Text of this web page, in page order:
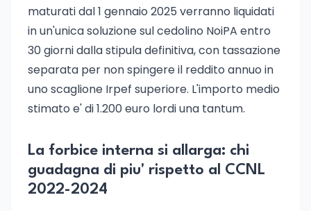
maturati dal 1 gennaio 2025 verranno liquidati
in un'unica soluzione sul cedolino NoiPA entro
30 giorni dalla stipula definitiva, con tassazione
separata per non spingere il reddito annuo in
uno scaglione Irpef superiore. L'importo medio
stimato e' di 1.200 euro lordi una tantum.
La forbice interna si allarga: chi
guadagna di piu' rispetto al CCNL
2022-2024